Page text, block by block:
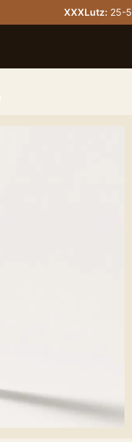
XXXLutz: 25-